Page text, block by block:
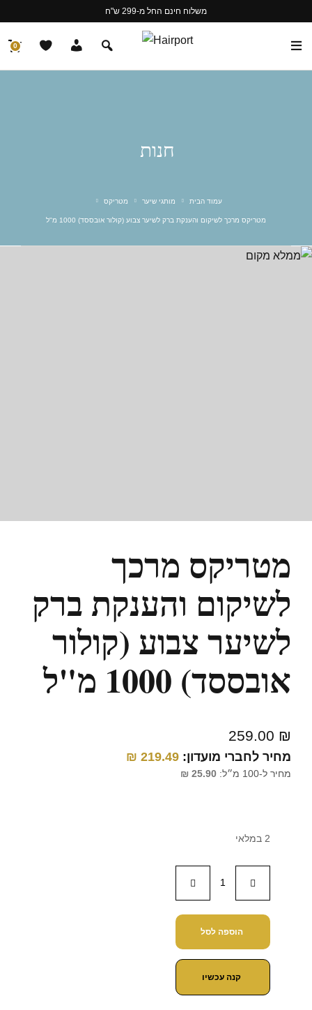
משלוח חינם החל מ-299 ש"ח
0
חנות
עמוד הבית מותגי שיער מטריקס
מטריקס מרכך לשיקום והענקת ברק לשיער צבוע (קולור אובססד) 1000 מ"ל
מטריקס מרכך
לשיקום והענקת ברק
לשיער צבוע (קולור
אובססד) 1000 מ"ל
259.00 ₪
מחיר לחברי מועדון: 219.49
₪
מחיר ל-100 מ״ל: 25.90
₪
2 במלאי
הוספה לסל
קנה עכשיו